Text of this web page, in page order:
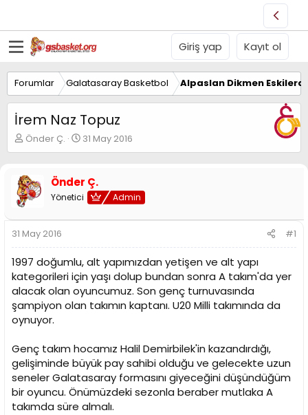
Giriş yap Kayıt ol
Forumlar Galatasaray Basketbol Alpaslan Dikmen
İrem Naz Topuz
K
o
u
y
u
a
ş
l
a
t
a
n
Önder Ç.
B
a
a
n
ı
t
a
r
h
i
31 May 2016
Önder Ç.
Yönetici Admin
31 May 2016 #1
1997 doğumlu, alt yapımızdan yetişen ve alt yapı
kategorileri için yaşı dolup bundan sonra A takım'da yer
alacak olan oyuncumuz. Son genç turnuvasında
şampiyon olan takımın kaptanı. U20 Milli takımında da
oynuyor.
Genç takım hocamız Halil Demirbilek'in kazandırdığı,
gelişiminde büyük pay sahibi olduğu ve gelecekte uzun
seneler Galatasaray formasını giyeceğini düşündüğüm
bir oyuncu. Önümüzdeki sezonla beraber mutlaka A
takımda süre almalı.